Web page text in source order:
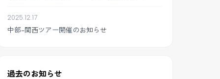
2025.12.17
中部-関西ツアー開催のお知らせ
過去のお知らせ